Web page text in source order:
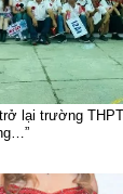
lại trường